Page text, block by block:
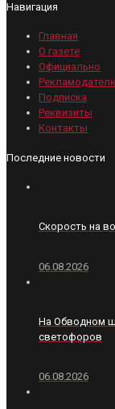
Навигация
Главная
О газете
Официально
Подписка
Реквизиты
Контакты
Последние новости
Скорость на
06.08.2026
На Обводном
светофоров
06.08.2026